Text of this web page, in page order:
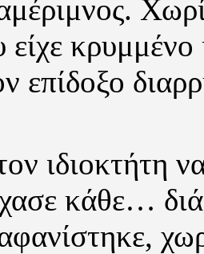
είχε
επίδοξο
ιδιοκτήτη
κάθε…